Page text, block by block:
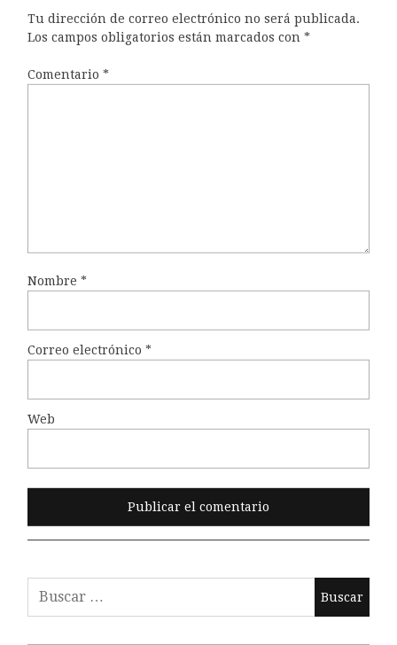
Tu dirección de correo electrónico no será publicada.
Los campos obligatorios están marcados con *
Comentario *
Nombre *
Correo electrónico *
Web